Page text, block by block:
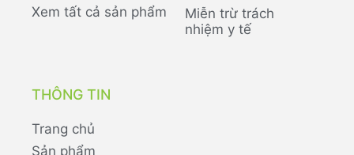
Xem tất cả sản phẩm
Miễn trừ trách
nhiệm y tế
THÔNG TIN
Trang chủ
Sản phẩm